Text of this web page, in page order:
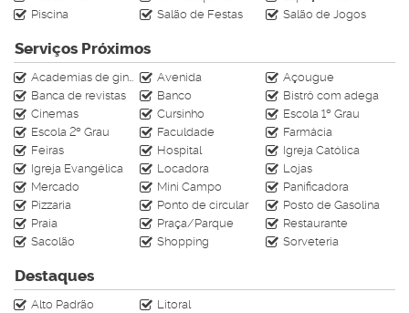
imóvel:
(47) 99610-4009 (atendimento on-line)
Av. Central n°413-6
Av. Brasil n°2636-1
www.rahimoveis.com
CRECI J-4728
Piscina
Salão de Festas Salão de Jogos
Serviços Próximos
Academias de ginástica Avenida
Açougue
Banca de revistas
Banco
Bistrô com adega
Cinemas
Cursinho
Escola 1º Grau
Escola 2º Grau
Faculdade
Farmácia
Feiras
Hospital
Igreja Católica
Igreja Evangélica
Locadora
Lojas
Mercado
Mini Campo
Panificadora
Pizzaria
Ponto de circular
Posto de Gasolina
Praia
Praça/Parque
Restaurante
Sacolão
Shopping Sorveteria
Destaques
Alto Padrão Litoral